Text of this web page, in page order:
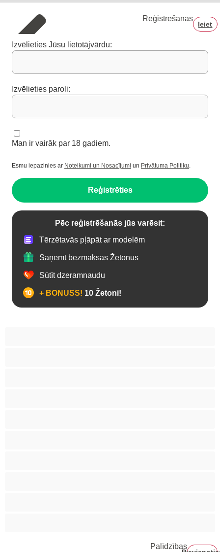
Reģistrēšanās
Ieiet
Izvēlieties Jūsu lietotājvārdu:
Izvēlieties paroli:
Man ir vairāk par 18 gadiem.
Esmu iepazinies ar Noteikumi un Nosacījumi un Privātuma Politiku.
Reģistrēties
Pēc reģistrēšanās jūs varēsit:
Tērzētavās pļāpāt ar modelēm
Saņemt bezmaksas Žetonus
Sūtīt dzeramnaudu
+ BONUSS! 10 Žetoni!
Palīdzības